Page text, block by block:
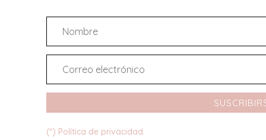
(*) Política de privacidad.